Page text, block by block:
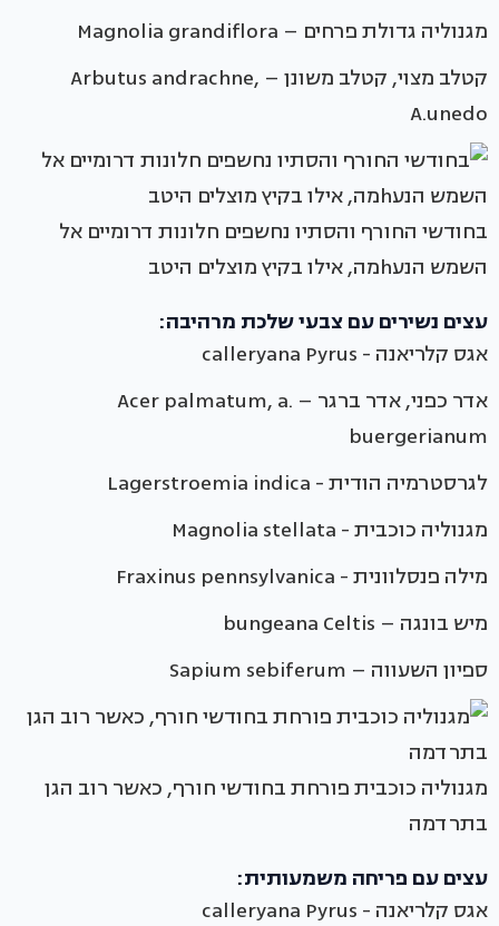
מגנוליה גדולת פרחים – Magnolia grandiflora
קטלב מצוי, קטלב משונן – Arbutus andrachne,
A.unedo
בחודשי החורף והסתיו נחשפים חלונות דרומיים אל
השמש הנעhמה, אילו בקיץ מוצלים היטב
עצים נשירים עם צבעי שלכת מרהיבה:
אגס קלריאנה - calleryana Pyrus
אדר כפני, אדר ברגר – Acer palmatum, a.
buergerianum
לגרסטרמיה הודית - Lagerstroemia indica
מגנוליה כוכבית - Magnolia stellata
מילה פנסלוונית - Fraxinus pennsylvanica
מיש בונגה – bungeana Celtis
ספיון השעווה – Sapium sebiferum
מגנוליה כוכבית פורחת בחודשי חורף, כאשר רוב הגן
בתרדמה
עצים עם פריחה משמעותית:
אגס קלריאנה - calleryana Pyrus